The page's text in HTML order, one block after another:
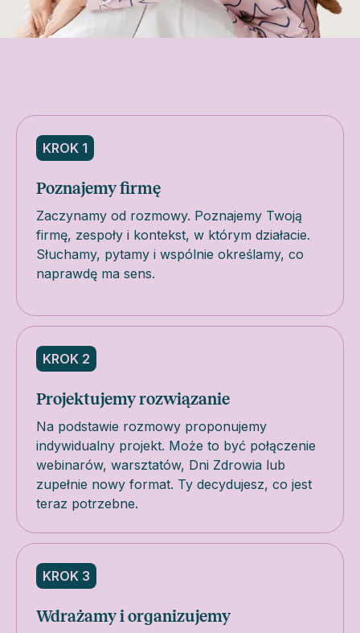
KROK 1
Poznajemy firmę
Zaczynamy od rozmowy. Poznajemy Twoją
firmę, zespoły i kontekst, w którym działacie.
Słuchamy, pytamy i wspólnie określamy, co
naprawdę ma sens.
KROK 2
Projektujemy rozwiązanie
Na podstawie rozmowy proponujemy
indywidualny projekt. Może to być połączenie
webinarów, warsztatów, Dni Zdrowia lub
zupełnie nowy format. Ty decydujesz, co jest
teraz potrzebne.
KROK 3
Wdrażamy i organizujemy